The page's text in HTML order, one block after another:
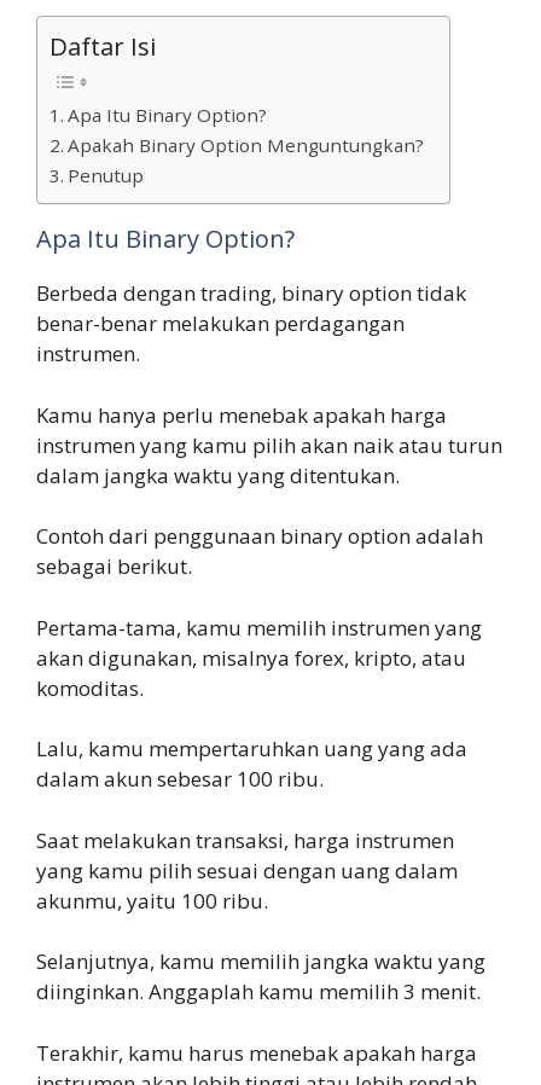
Daftar Isi
Apa Itu Binary Option?
Apakah Binary Option Menguntungkan?
Penutup
Apa Itu Binary Option?
Berbeda dengan trading, binary option tidak
benar-benar melakukan perdagangan
instrumen.
Kamu hanya perlu menebak apakah harga
instrumen yang kamu pilih akan naik atau turun
dalam jangka waktu yang ditentukan.
Contoh dari penggunaan binary option adalah
sebagai berikut.
Pertama-tama, kamu memilih instrumen yang
akan digunakan, misalnya forex, kripto, atau
komoditas.
Lalu, kamu mempertaruhkan uang yang ada
dalam akun sebesar 100 ribu.
Saat melakukan transaksi, harga instrumen
yang kamu pilih sesuai dengan uang dalam
akunmu, yaitu 100 ribu.
Selanjutnya, kamu memilih jangka waktu yang
diinginkan. Anggaplah kamu memilih 3 menit.
Terakhir, kamu harus menebak apakah harga